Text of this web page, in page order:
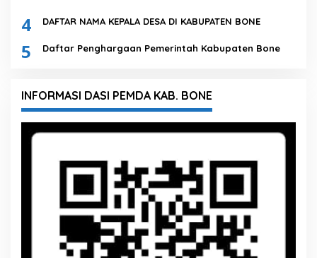
4 DAFTAR NAMA KEPALA DESA DI KABUPATEN BONE
5 Daftar Penghargaan Pemerintah Kabupaten Bone
INFORMASI DASI PEMDA KAB. BONE